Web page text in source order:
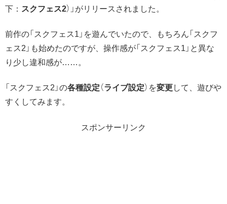
下： スクフェス2）」がリリースされました。
前作の「スクフェス1」を遊んでいたので、もちろん「スクフ
ェス2」も始めたのですが、操作感が「スクフェス1」と異な
り少し違和感が……。
「スクフェス2」の各種設定 （ライブ設定）を変更して、遊びや
すくしてみます。
スポンサーリンク